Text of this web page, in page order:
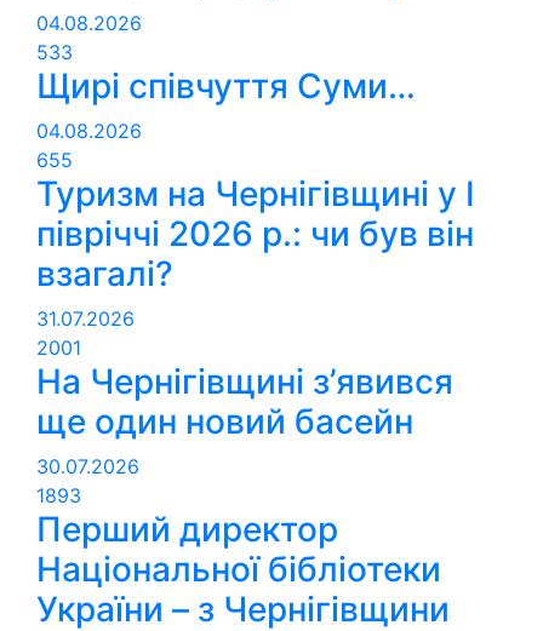
04.08.2026
533
Щирі співчуття Суми…
04.08.2026
655
Туризм на Чернігівщині у І
півріччі 2026 р.: чи був він
взагалі?
31.07.2026
2001
На Чернігівщині з’явився
ще один новий басейн
30.07.2026
1893
Перший директор
Національної бібліотеки
України – з Чернігівщини